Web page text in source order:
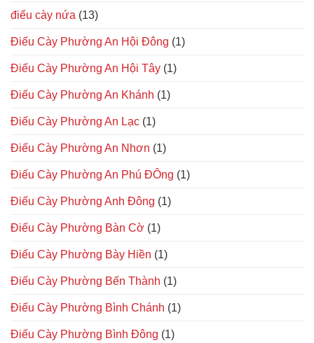
điếu cày nứa (13)
Điếu Cày Phường An Hội Đông (1)
Điếu Cày Phường An Hội Tây (1)
Điếu Cày Phường An Khánh (1)
Điếu Cày Phường An Lạc (1)
Điếu Cày Phường An Nhơn (1)
Điếu Cày Phường An Phú ĐÔng (1)
Điếu Cày Phường Anh Đông (1)
Điếu Cày Phường Bàn Cờ (1)
Điếu Cày Phường Bày Hiền (1)
Điếu Cày Phường Bến Thành (1)
Điếu Cày Phường Bình Chánh (1)
Điếu Cày Phường Bình Đông (1)